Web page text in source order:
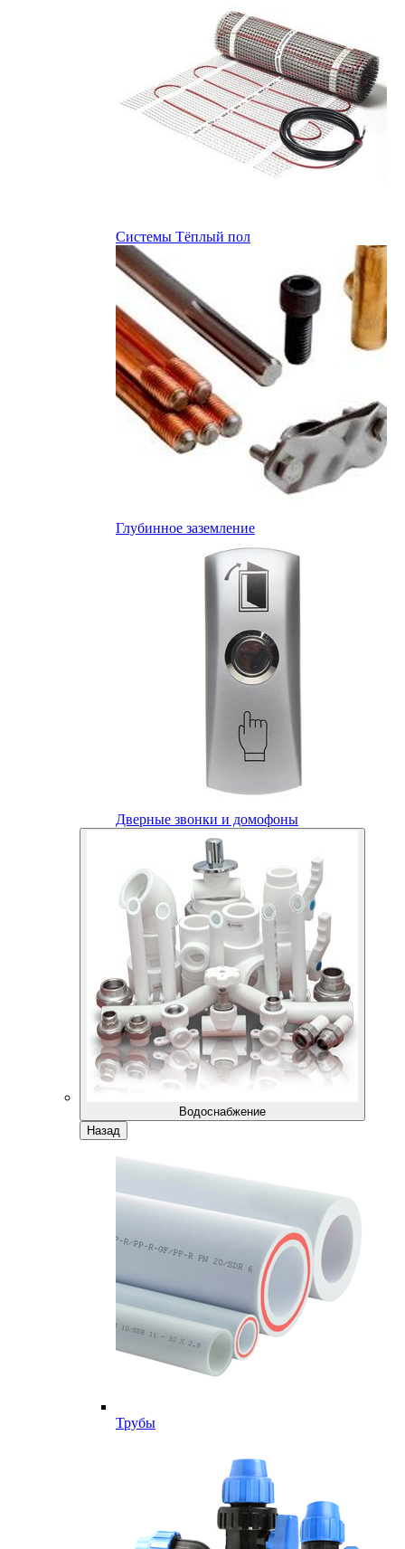
Системы Тёплый пол
Глубинное заземление
Дверные звонки и домофоны
Водоснабжение
Назад
Трубы